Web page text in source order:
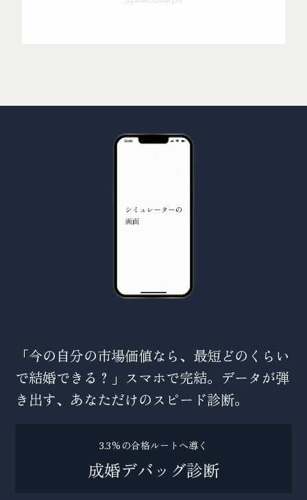
「今の自分の市場価値なら、最短どのくらい
で結婚できる？」スマホで完結。データが弾
き出す、あなただけのスピード診断。
3.3%の合格ルートへ導く
成婚デバッグ診断